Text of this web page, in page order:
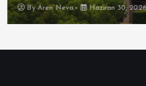
ByAren Neva Haziran 30, 2026